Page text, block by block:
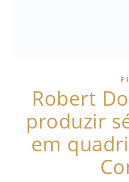
Robert
produzir
em